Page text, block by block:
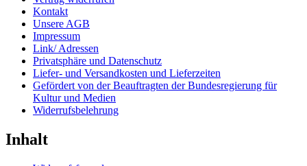
Kontakt
Unsere AGB
Impressum
Link/ Adressen
Privatsphäre und Datenschutz
Liefer- und Versandkosten und Lieferzeiten
Gefördert von der Beauftragten der Bundesregierung für
Kultur und Medien
Widerrufsbelehrung
Inhalt